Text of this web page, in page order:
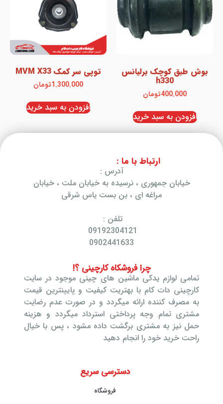
بوش طبق کوچک برلیانس
h330
400.000تومان
افزودن به سبد خرید
توپی سر کمک MVM X33
1.300.000تومان
افزودن به سبد خرید
ارتباط با ما :
آدرس :
خیابان جمهوری ، نرسیده به خیابان ملت ، خیابان
مراغه ای ، بن بست یاس شرقی
تلفن :
09192304121
0902441633
چرا فروشکاه کارچینی ؟!
تمامی لوازم یدکی ماشین های چینی موجود در سایت
کارچینی دات کام با بهتریت کیفیت و پایینترین قیمت
به مصرف کننده ارائه میگردد و در صورت عدم رضایت
مشتری تمام وجه پرداختی استرداد میگردد و هزینه
حمل نیز به مشتری برگشت داده مشود ، پس با خیال
راحت خرید خود را انجام دهید
دسترسی سریع
فروشگاه